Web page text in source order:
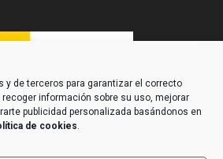
y de terceros para garantizar el correcto
información sobre su uso, mejorar
publicidad personalizada basándonos en
de cookies.